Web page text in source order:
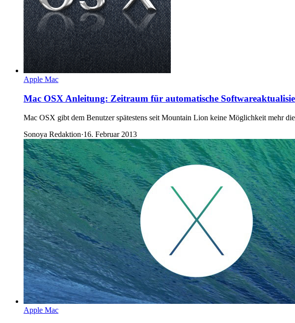
Apple Mac
Mac OSX Anleitung: Zeitraum für automatische
Mac OSX gibt dem Benutzer spätestens seit Mountain Lion keine Möglichkeit mehr
Sonoya Redaktion·16. Februar 2013
Apple Mac